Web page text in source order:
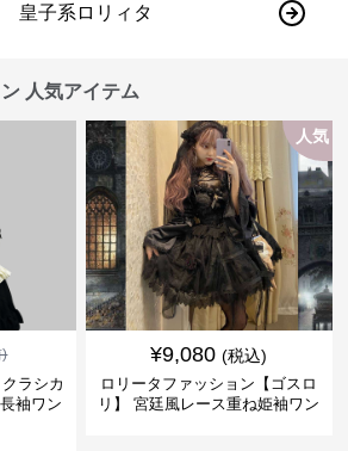
皇子系ロリィタ
人気アイテム
)
ラシカ
袖ワン
人気
¥9,080 (税込)
ロリータファッション【ゴスロ
リ】 宮廷風レース重ね姫袖ワン